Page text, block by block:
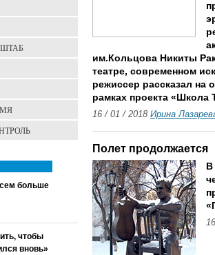
им.Кольцова Никиты
театре, современном
режиссер рассказал на
рамках проекта «Школа
16 / 01 / 2018 Ирина
Полет продолжается
больше
чтобы
вновь»